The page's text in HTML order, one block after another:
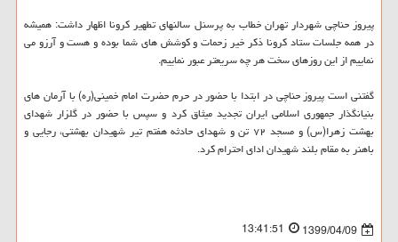
پیروز حناچی شهردار تهران خطاب به پرسنل سالنهای تطهیر کرونا اظهار داشت: همیشه
در همه جلسات ستاد کرونا ذکر خیر زحمات و کوشش های شما بوده و هست و آرزو می
نماییم از این روزهای سخت هر چه سریعتر عبور نماییم.
گفتنی است پیروز حناچی در ابتدا با حضور در حرم حضرت امام خمینی(ره) با آرمان های
بنیانگذار جمهوری اسلامی ایران تجدید میثاق کرد و سپس با حضور در گلزار شهدای
بهشت زهرا(س) و مسجد ۷۲ تن و شهدای حادثه هفتم تیر شهیدان بهشتی، رجایی و
باهنر به مقام بلند شهیدان ادای احترام کرد.
1399/04/09
13:41:51